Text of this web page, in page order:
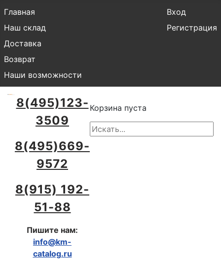
Главная
Наш склад
Доставка
Возврат
Наши возможности
Вход
Регистрация
8(495)123-
3509
8(495)669-
9572
8(915) 192-
51-88
Пишите нам:
info@km-
catalog.ru
Корзина пуста